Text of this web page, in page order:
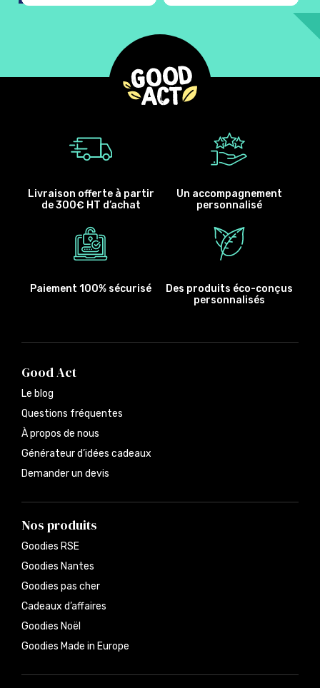
Livraison offerte à partir
de 300€ HT d’achat
Un accompagnement
personnalisé
Paiement 100% sécurisé
Des produits éco-conçus
personnalisés
Good Act
Le blog
Questions fréquentes
À propos de nous
Générateur d’idées cadeaux
Demander un devis
Nos produits
Goodies RSE
Goodies Nantes
Goodies pas cher
Cadeaux d’affaires
Goodies Noël
Goodies Made in Europe